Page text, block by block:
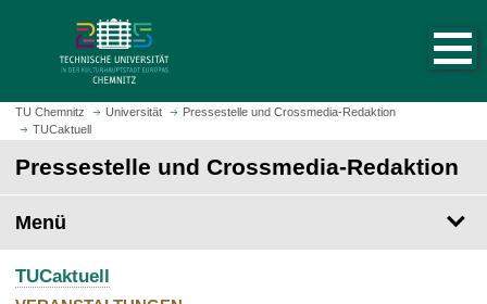
m
H
t
s
i
e
a
u
f
TU Chemnitz Universität
Pressestelle und Crossmedia-Redaktion
TUCaktuell
Pressestelle und Crossmedia-Redaktion
Menü
TUCaktuell